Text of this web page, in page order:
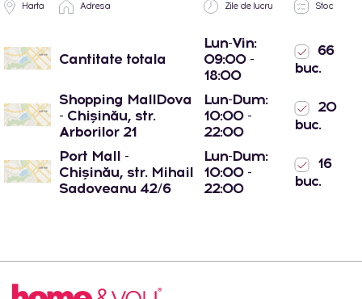
Harta Adresa Zile de lucru Stoc
Cantitate totala
Lun-Vin:
09:00 -
18:00
66
buc.
Shopping MallDova
- Chișinău, str.
Arborilor 21
Lun-Dum:
10:00 -
22:00
20
buc.
Port Mall -
Chișinău, str. Mihail
Sadoveanu 42/6
Lun-Dum:
10:00 -
22:00
16
buc.